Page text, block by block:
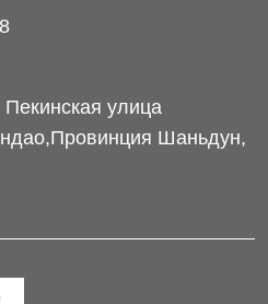
улица
Шаньдун,